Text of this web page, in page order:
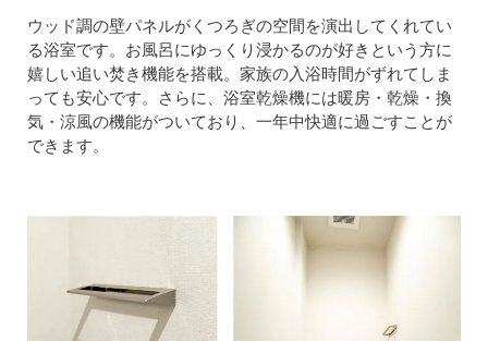
ウッド調の壁パネルがくつろぎの空間を演出してくれてい
る浴室です。お風呂にゆっくり浸かるのが好きという方に
嬉しい追い焚き機能を搭載。家族の入浴時間がずれてしま
っても安心です。さらに、浴室乾燥機には暖房・乾燥・換
気・涼風の機能がついており、一年中快適に過ごすことが
できます。